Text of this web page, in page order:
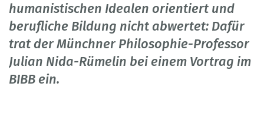
humanistischen Idealen orientiert und
berufliche Bildung nicht abwertet: Dafür
trat der Münchner Philosophie-Professor
Julian Nida-Rümelin bei einem Vortrag im
BIBB ein.